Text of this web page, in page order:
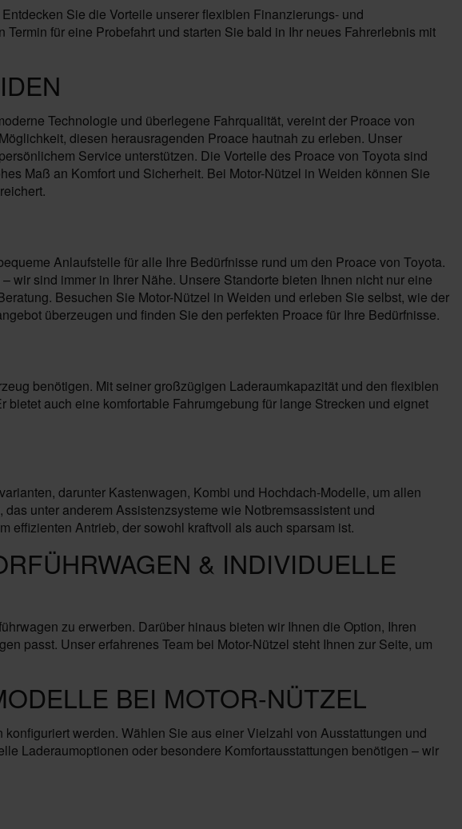
Sie die Vorteile unserer flexiblen Finanzierungs- und
für eine Probefahrt und starten Sie bald in Ihr neues Fahrerlebnis mit
Technologie und überlegene Fahrqualität, vereint der Proace von
diesen herausragenden Proace hautnah zu erleben. Unser
Service unterstützen. Die Vorteile des Proace von Toyota sind
Maß an Komfort und Sicherheit. Bei Motor-Nützel in Weiden können Sie
Anlaufstelle für alle Ihre Bedürfnisse rund um den Proace von Toyota.
sind immer in Ihrer Nähe. Unsere Standorte bieten Ihnen nicht nur eine
Besuchen Sie Motor-Nützel in Weiden und erleben Sie selbst, wie der
überzeugen und finden Sie den perfekten Proace für Ihre Bedürfnisse.
benötigen. Mit seiner großzügigen Laderaumkapazität und den flexiblen
auch eine komfortable Fahrumgebung für lange Strecken und eignet
darunter Kastenwagen, Kombi und Hochdach-Modelle, um allen
unter anderem Assistenzsysteme wie Notbremsassistent und
effizienten Antrieb, der sowohl kraftvoll als auch sparsam ist.
& INDIVIDUELLE
zu erwerben. Darüber hinaus bieten wir Ihnen die Option, Ihren
passt. Unser erfahrenes Team bei Motor-Nützel steht Ihnen zur Seite, um
BEI MOTOR-NÜTZEL
werden. Wählen Sie aus einer Vielzahl von Ausstattungen und
Laderaumoptionen oder besondere Komfortausstattungen benötigen – wir